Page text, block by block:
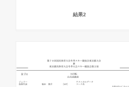
結果2